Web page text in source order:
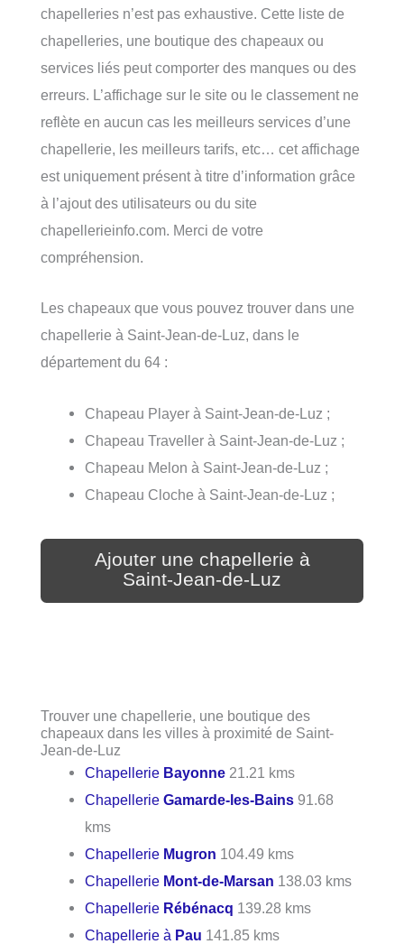
chapelleries n’est pas exhaustive. Cette liste de
chapelleries, une boutique des chapeaux ou
services liés peut comporter des manques ou des
erreurs. L’affichage sur le site ou le classement ne
reflète en aucun cas les meilleurs services d’une
chapellerie, les meilleurs tarifs, etc… cet affichage
est uniquement présent à titre d’information grâce
à l’ajout des utilisateurs ou du site
chapellerieinfo.com. Merci de votre
compréhension.
Les chapeaux que vous pouvez trouver dans une
chapellerie à Saint-Jean-de-Luz, dans le
département du 64 :
Chapeau Player à Saint-Jean-de-Luz ;
Chapeau Traveller à Saint-Jean-de-Luz ;
Chapeau Melon à Saint-Jean-de-Luz ;
Chapeau Cloche à Saint-Jean-de-Luz ;
Ajouter une chapellerie à
Saint-Jean-de-Luz
Trouver une chapellerie, une boutique des
chapeaux dans les villes à proximité de Saint-
Jean-de-Luz
Chapellerie Bayonne 21.21 kms
ChapellerieGamarde-les-Bains 91.68
kms
Chapellerie Mugron 104.49 kms
Chapellerie Mont-de-Marsan 138.03 kms
Chapellerie Rébénacq 139.28 kms
Chapellerie à Pau 141.85 kms